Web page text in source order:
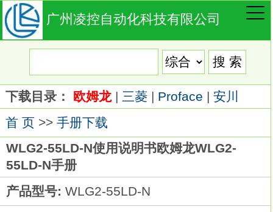
广州凌控自动化科技有限公司
下载目录： 欧姆龙| 三菱| Proface | 安川
首 页>> 手册下载
WLG2-55LD-N使用说明书欧姆龙WLG2-
55LD-N手册
产品型号: WLG2-55LD-N